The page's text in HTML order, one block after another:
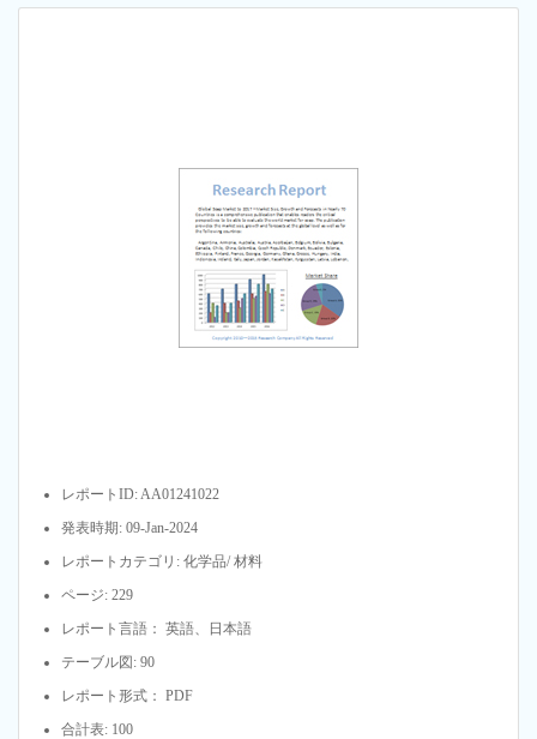
レポートID: AA01241022
発表時期: 09-Jan-2024
レポートカテゴリ: 化学品/ 材料
ページ: 229
レポート言語： 英語、日本語
テーブル図: 90
レポート形式： PDF
合計表: 100